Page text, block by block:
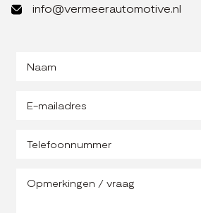
info@vermeerautomotive.nl